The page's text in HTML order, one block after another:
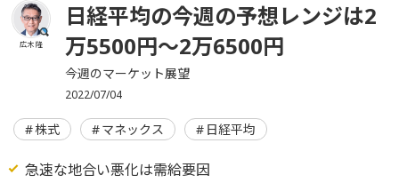
広木 隆
日経平均の今週の予想レンジは2
万5500円～2万6500円
今週のマーケット展望
2022/07/04
株式 マネックス 日経平均
急速な地合い悪化は需給要因